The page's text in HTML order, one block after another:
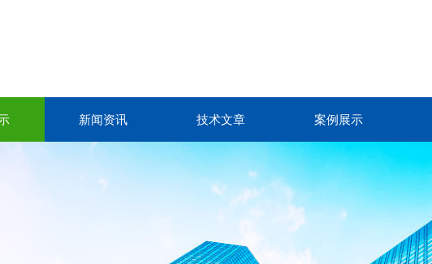
新闻资讯 技术文章 案例展示